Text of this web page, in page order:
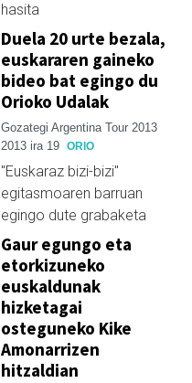
hasita
Duela 20 urte bezala,
euskararen gaineko
bideo bat egingo du
Orioko Udalak
Gozategi Argentina Tour 2013
2013 ira 19 ORIO
"Euskaraz bizi-bizi"
egitasmoaren barruan
egingo dute grabaketa
Gaur egungo eta
etorkizuneko
euskaldunak
hizketagai
osteguneko Kike
Amonarrizen
hitzaldian